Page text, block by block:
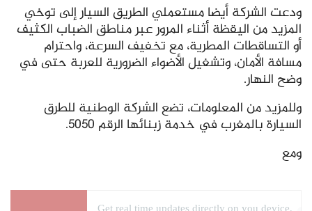
ودعت الشركة أيضا مستعملي الطريق السيار إلى توخي
المزيد من اليقظة أثناء المرور عبر مناطق الضباب الكثيف
أو التساقطات المطرية، مع تخفيف السرعة، واحترام
مسافة الأمان، وتشغيل الأضواء الضرورية للعربة حتى في
وضح النهار.
وللمزيد من المعلومات، تضع الشركة الوطنية للطرق
السيارة بالمغرب في خدمة زبنائها الرقم 5050.
ومع